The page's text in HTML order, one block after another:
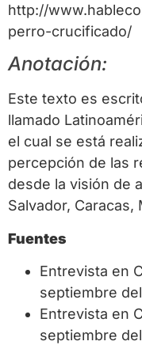
http://
perro-crucificado/
Anotación:
Este texto es
llamado
el cual se está
percepción de las
desde la visión de
Salvador, Caracas,
Fuentes
Entrevista en
septiembre
Entrevista en
septiembre